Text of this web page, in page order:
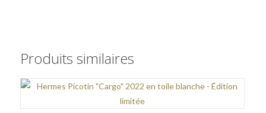
Produits similaires